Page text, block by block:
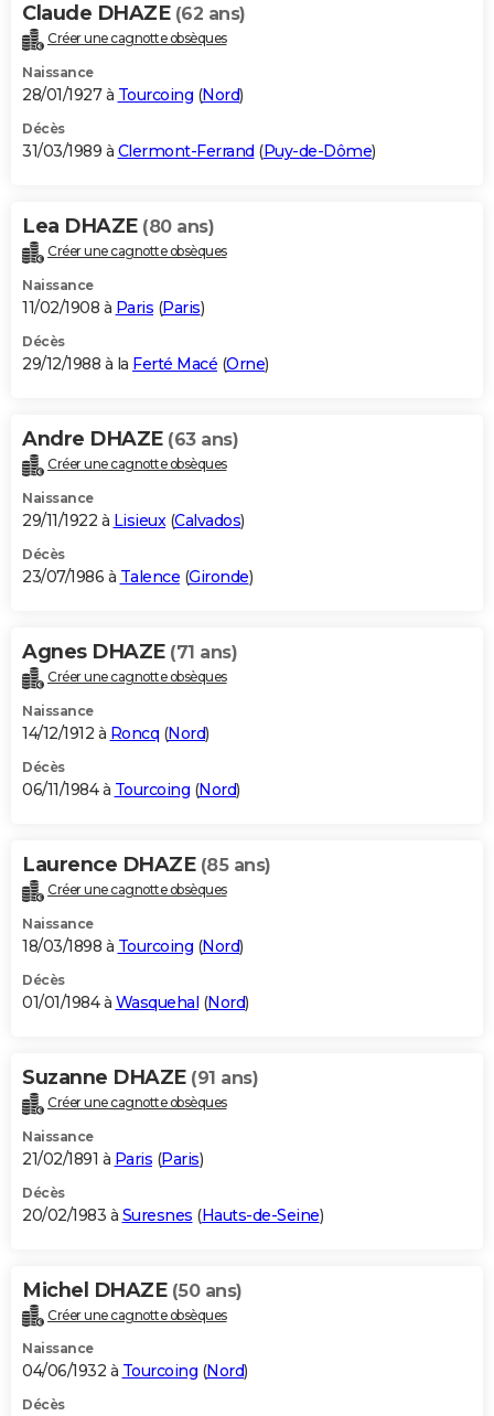
Claude DHAZE (62 ans)
Créer une cagnotte obsèques
Naissance
28/01/1927 à Tourcoing (Nord)
Décès
31/03/1989 à Clermont-Ferrand (Puy-de-Dôme)
Lea DHAZE (80 ans)
Créer une cagnotte obsèques
Naissance
11/02/1908 à Paris (Paris)
Décès
29/12/1988 à la Ferté Macé (Orne)
Andre DHAZE (63 ans)
Créer une cagnotte obsèques
Naissance
29/11/1922 à Lisieux(Calvados)
Décès
23/07/1986 à Talence (Gironde)
Agnes DHAZE (71 ans)
Créer une cagnotte obsèques
Naissance
14/12/1912 à Roncq (Nord)
Décès
06/11/1984 à Tourcoing (Nord)
Laurence DHAZE (85 ans)
Créer une cagnotte obsèques
Naissance
18/03/1898 à Tourcoing (Nord)
Décès
01/01/1984 à Wasquehal (Nord)
Suzanne DHAZE (91 ans)
Créer une cagnotte obsèques
Naissance
21/02/1891 à Paris (Paris)
Décès
20/02/1983 à Suresnes (Hauts-de-Seine)
Michel DHAZE (50 ans)
Créer une cagnotte obsèques
Naissance
04/06/1932 à Tourcoing (Nord)
Décès